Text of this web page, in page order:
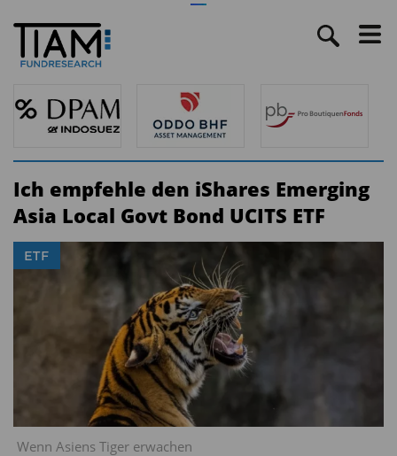
Ich empfehle den iShares Emerging
Asia Local Govt Bond UCITS ETF
Wenn Asiens Tiger erwachen
ETF